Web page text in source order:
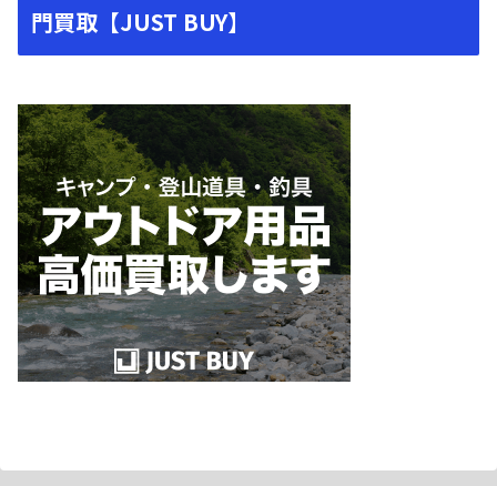
門買取【JUST BUY】